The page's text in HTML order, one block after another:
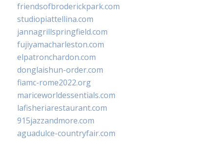
friendsofbroderickpark.com
studiopiattellina.com
jannagrillspringfield.com
fujiyamacharleston.com
elpatronchardon.com
donglaishun-order.com
fiamc-rome2022.org
mariceworldessentials.com
lafisheriarestaurant.com
915jazzandmore.com
aguadulce-countryfair.com